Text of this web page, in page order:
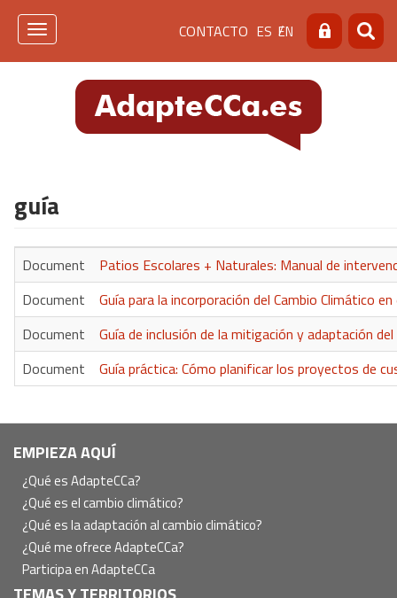
Pasar
Menú
de
cabecera
[contacto]
CONTACTO ES EN Buscar
Toggle
guía
Document
Patios Escolares + Naturales: Manual de
Document
Guía para la incorporación del Cambio Climático
Document
Guía de inclusión de la mitigación y adaptación
Document
Guía práctica: Cómo planificar los proyectos de
Navegación
principal
EMPIEZA AQUÍ
¿Qué es AdapteCCa?
¿Qué es el cambio climático?
¿Qué es la adaptación al cambio climático?
¿Qué me ofrece AdapteCCa?
Participa en AdapteCCa